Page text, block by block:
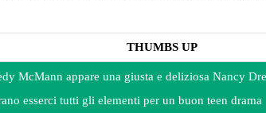
THUMBS UP
McMann appare una giusta e deliziosa Nancy
esserci tutti gli elementi per un buon teen drama